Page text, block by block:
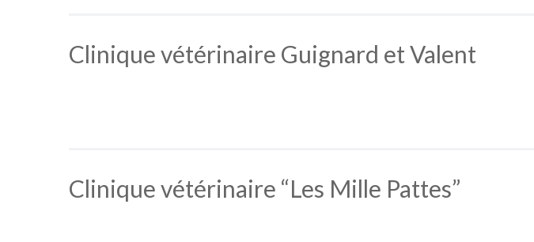
Clinique vétérinaire Guignard et Valent
Clinique vétérinaire “Les Mille Pattes”